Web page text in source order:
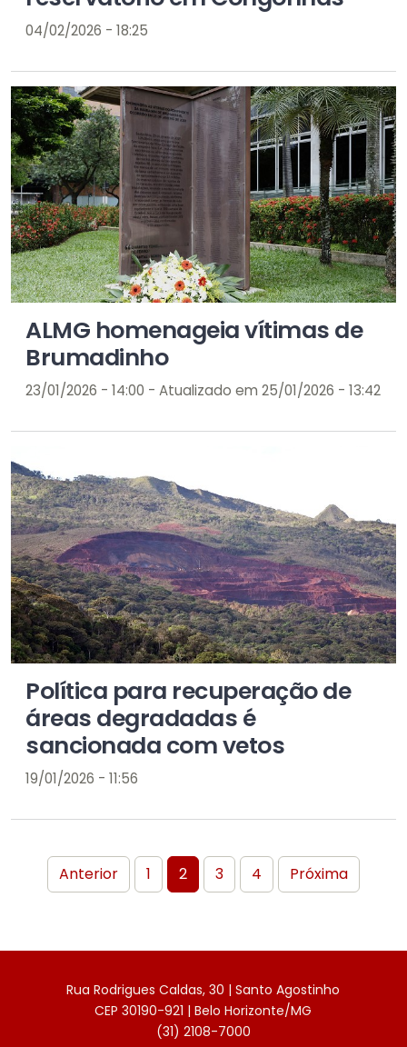
04/02/2026 - 18:25
ALMG homenageia vítimas de
Brumadinho
23/01/2026 - 14:00 - Atualizado em 25/01/2026 - 13:42
Política para recuperação de
áreas degradadas é
sancionada com vetos
19/01/2026 - 11:56
Anterior 1 2 3 4 Próxima
Rua Rodrigues Caldas, 30 | Santo Agostinho
CEP 30190-921 | Belo Horizonte/MG
(31) 2108-7000